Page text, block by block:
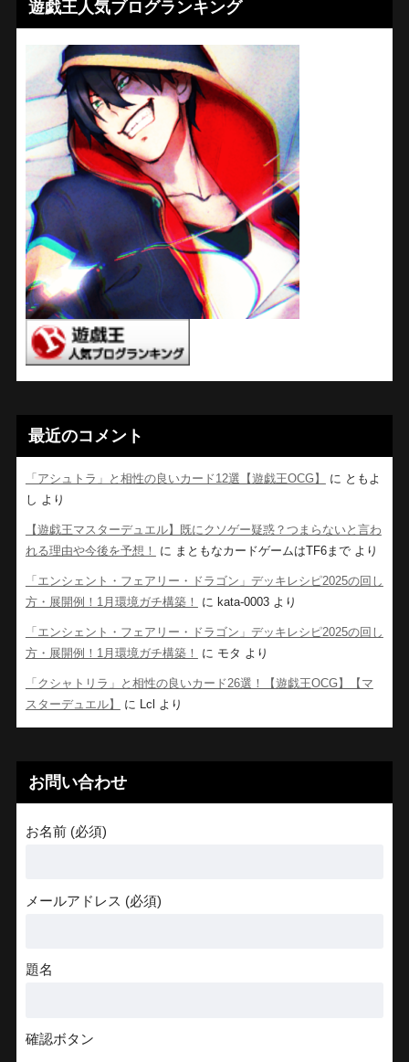
遊戯王人気ブログランキング
最近のコメント
「アシュトラ」と相性の良いカード12選【遊戯王OCG】 に ともよ
し より
【遊戯王マスターデュエル】既にクソゲー疑惑？つまらないと言わ
れる理由や今後を予想！
に まともなカードゲームはTF6までより
「エンシェント・フェアリー・ドラゴン」デッキレシピ2025の回し
方・展開例！1月環境ガチ構築！
に kata-0003より
「エンシェント・フェアリー・ドラゴン」デッキレシピ2025の回し
方・展開例！1月環境ガチ構築！
に モタ より
「クシャトリラ」と相性の良いカード26選！【遊戯王OCG】【マ
スターデュエル】
に Lcl より
お問い合わせ
お名前 (必須)
メールアドレス (必須)
題名
確認ボタン